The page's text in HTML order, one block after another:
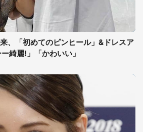
、「初めてのピンヒール」&ドレスア
綺麗!」「かわいい」